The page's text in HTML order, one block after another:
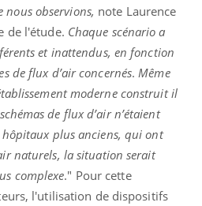
observions, note Laurence
de l'étude. Chaque scénario a
et inattendus, en fonction
de flux d’air concernés.Même
moderne construit il
de flux d’air n’étaient
hôpitaux plus anciens, qui ont
naturels, la situation serait
complexe." Pour cette
l'utilisation de dispositifs